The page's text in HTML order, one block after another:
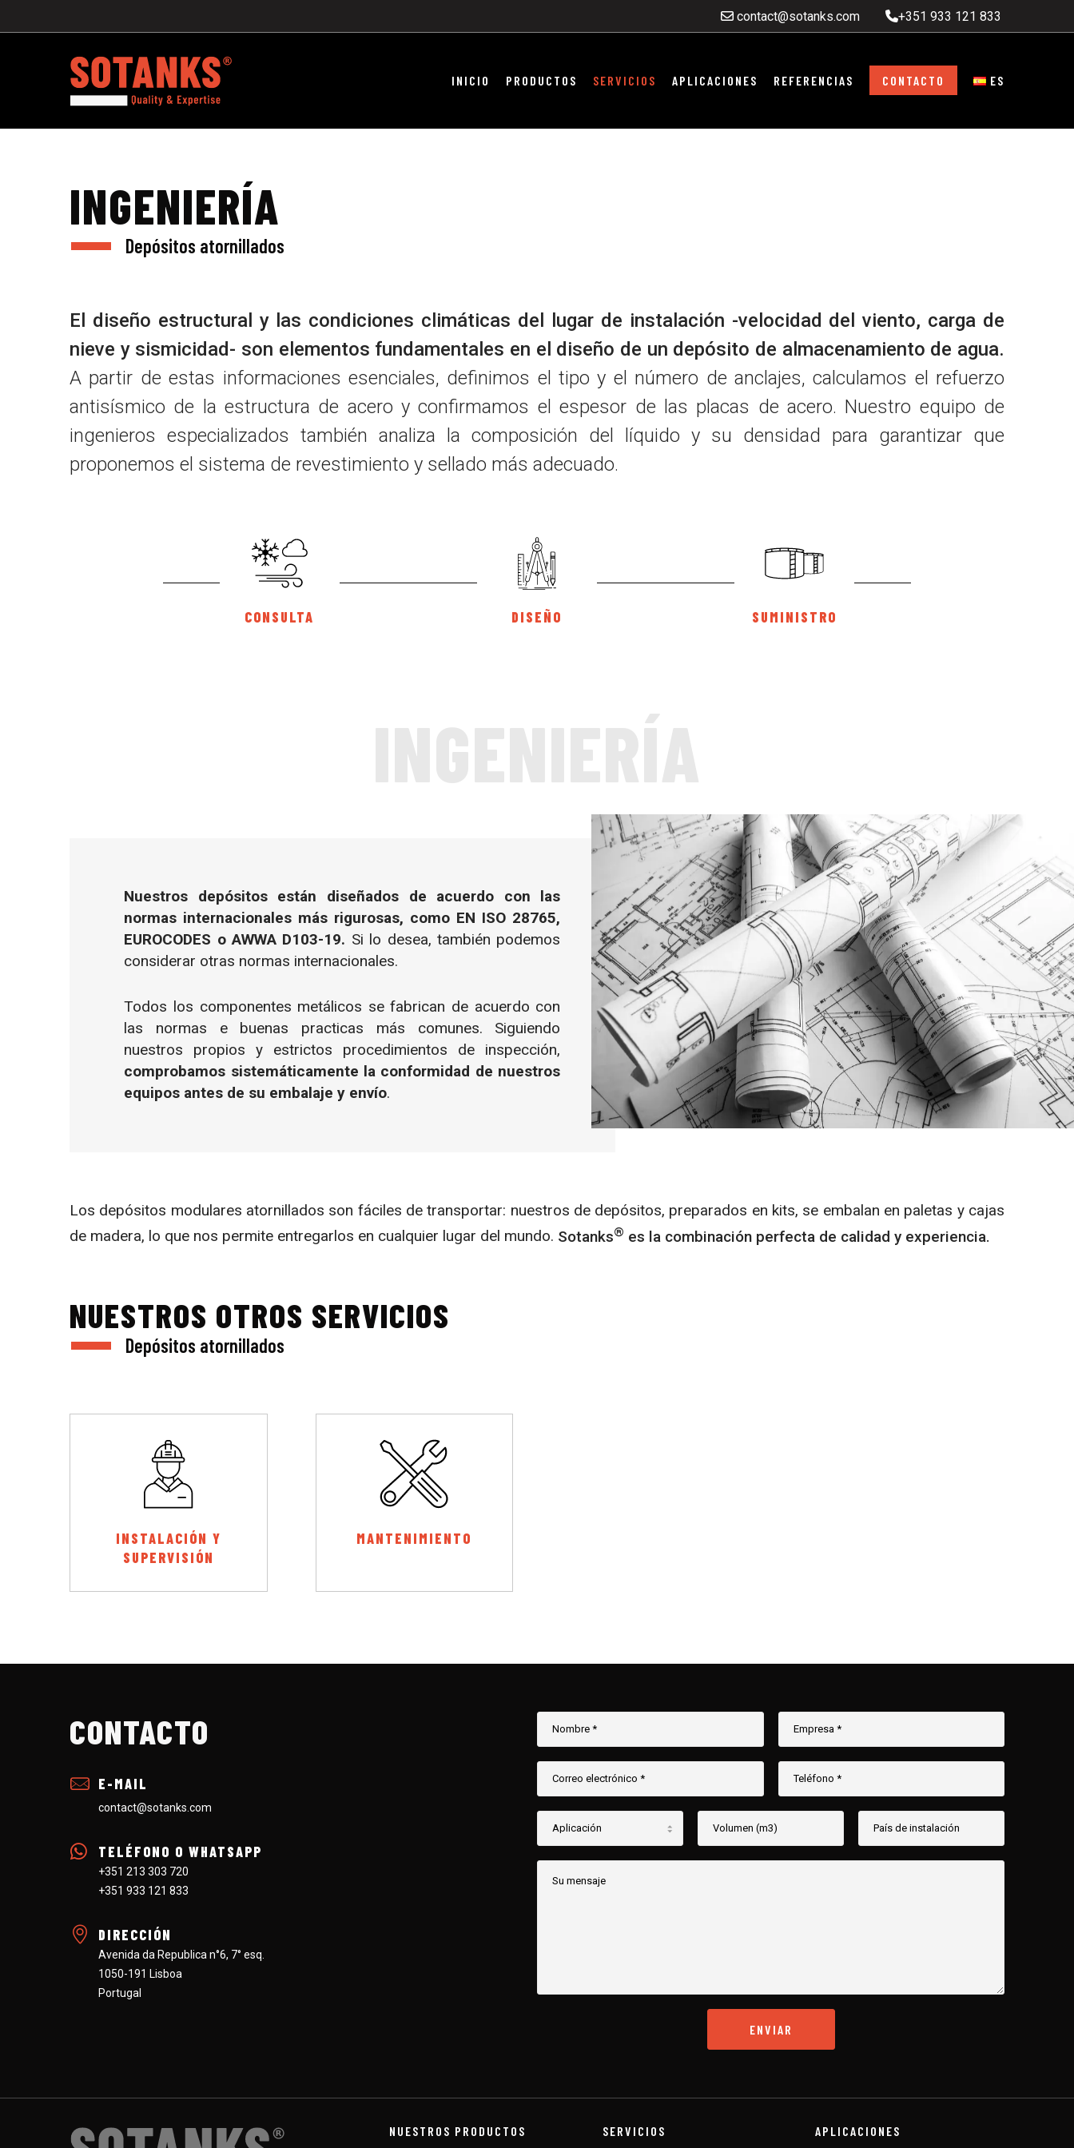
contact@sotanks.com +351 933 121 833
INICIO PRODUCTOS SERVICIOS APLICACIONES REFERENCIAS CONTACTO ES
INGENIERÍA
Depósitos atornillados
El diseño estructural y las condiciones climáticas del lugar de instalación -velocidad del viento, carga de
nieve y sismicidad- son elementos fundamentales en el diseño de un depósito de almacenamiento de agua.
A partir de estas informaciones esenciales, definimos el tipo y el número de anclajes, calculamos el refuerzo
antisísmico de la estructura de acero y confirmamos el espesor de las placas de acero. Nuestro equipo de
ingenieros especializados también analiza la composición del líquido y su densidad para garantizar que
proponemos el sistema de revestimiento y sellado más adecuado.
CONSULTA DISEÑO SUMINISTRO
Nuestros depósitos están diseñados de acuerdo con las
normas internacionales más rigurosas, como EN ISO 28765,
EUROCODES o AWWA D103-19. Si lo desea, también podemos
considerar otras normas internacionales.
Todos los componentes metálicos se fabrican de acuerdo con
las normas e buenas practicas más comunes. Siguiendo
nuestros propios y estrictos procedimientos de inspección,
comprobamos sistemáticamente la conformidad de nuestros
equipos antes de su embalaje y envío.
Los depósitos modulares atornillados son fáciles de transportar: nuestros de depósitos, preparados en kits, se embalan en paletas y cajas
de madera, lo que nos permite entregarlos en cualquier lugar del mundo. Sotanks® es la combinación perfecta de calidad y experiencia.
NUESTROS OTROS SERVICIOS
Depósitos atornillados
INSTALACIÓN Y
SUPERVISIÓN
MANTENIMIENTO
CONTACTO
E-MAIL
contact@sotanks.com
TELÉFONO O WHATSAPP
+351 213 303 720
+351 933 121 833
DIRECCIÓN
Avenida da Republica n°6, 7° esq.
1050-191 Lisboa
Portugal
NUESTROS PRODUCTOS SERVICIOS APLICACIONES